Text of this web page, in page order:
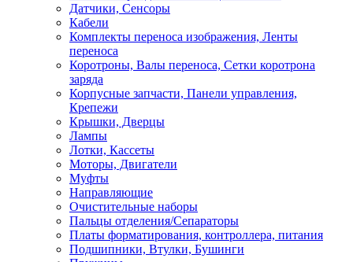
Датчики, Сенсоры
Кабели
Комплекты переноса изображения, Ленты
переноса
Коротроны, Валы переноса, Сетки коротрона
заряда
Корпусные запчасти, Панели управления,
Крепежи
Крышки, Дверцы
Лампы
Лотки, Кассеты
Моторы, Двигатели
Муфты
Направляющие
Очистительные наборы
Пальцы отделения/Сепараторы
Платы форматирования, контроллера, питания
Подшипники, Втулки, Бушинги